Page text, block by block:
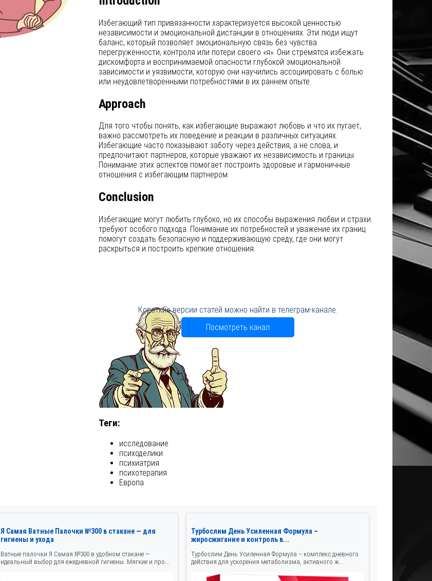
Избегающий тип привязанности характеризуется высокой ценностью
независимости и эмоциональной дистанции в отношениях. Эти люди ищут
баланс, который позволяет эмоциональную связь без чувства
перегруженности, контроля или потери своего «я». Они стремятся избежать
дискомфорта и воспринимаемой опасности глубокой эмоциональной
зависимости и уязвимости, которую они научились ассоциировать с болью
или неудовлетворенными потребностями в их раннем опыте.
Approach
Для того чтобы понять, как избегающие выражают любовь и что их пугает,
важно рассмотреть их поведение и реакции в различных ситуациях.
Избегающие часто показывают заботу через действия, а не слова, и
предпочитают партнеров, которые уважают их независимость и границы.
Понимание этих аспектов помогает построить здоровые и гармоничные
отношения с избегающим партнером.
Conclusion
Избегающие могут любить глубоко, но их способы выражения любви и страхи
требуют особого подхода. Понимание их потребностей и уважение их границ
помогут создать безопасную и поддерживающую среду, где они могут
раскрыться и построить крепкие отношения.
Короткие версии статей можно найти в телеграм-канале.
Посмотреть канал
Теги:
исследование
психоделики
психиатрия
психотерапия
Европа
Я Самая Ватные Палочки №300 в стакане — для
гигиены и ухода
Ватные палочки Я Самая №300 в удобном стакане —
идеальный выбор для ежедневной гигиены. Мягкие и про...
Турбослим День Усиленная Формула –
жиросжигание и контроль в...
Турбослим День Усиленная Формула – комплекс дневного
действия для ускорения метаболизма, активного ж...